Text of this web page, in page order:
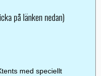
på länken nedan)
med speciellt